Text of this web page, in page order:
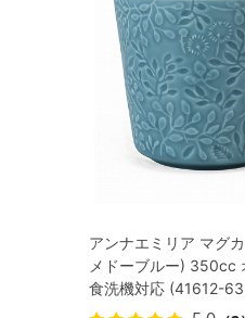
アンナエミリア マグ
メドーブルー) 350cc
食洗機対応 (41612-